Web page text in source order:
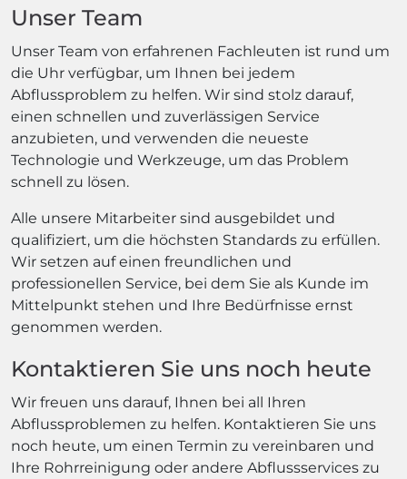
Unser Team
Unser Team von erfahrenen Fachleuten ist rund um
die Uhr verfügbar, um Ihnen bei jedem
Abflussproblem zu helfen. Wir sind stolz darauf,
einen schnellen und zuverlässigen Service
anzubieten, und verwenden die neueste
Technologie und Werkzeuge, um das Problem
schnell zu lösen.
Alle unsere Mitarbeiter sind ausgebildet und
qualifiziert, um die höchsten Standards zu erfüllen.
Wir setzen auf einen freundlichen und
professionellen Service, bei dem Sie als Kunde im
Mittelpunkt stehen und Ihre Bedürfnisse ernst
genommen werden.
Kontaktieren Sie uns noch heute
Wir freuen uns darauf, Ihnen bei all Ihren
Abflussproblemen zu helfen. Kontaktieren Sie uns
noch heute, um einen Termin zu vereinbaren und
Ihre Rohrreinigung oder andere Abflussservices zu